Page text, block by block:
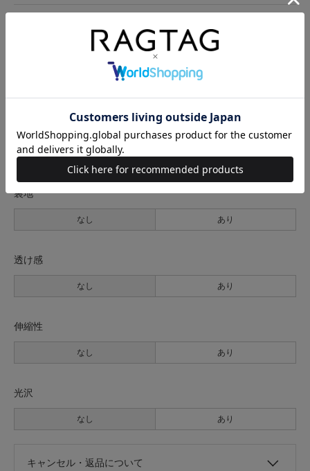
ウエスト 裾周り ヒップ わたり
88cm
薄手
裏地
なし あり
透け感
なし あり
伸縮性
なし あり
光沢
なし あり
キャンセル・返品について